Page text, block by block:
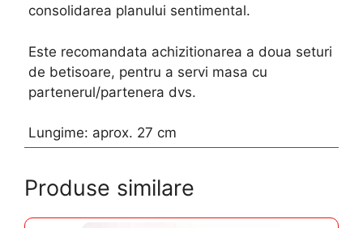
consolidarea planului sentimental.
Este recomandata achizitionarea a doua seturi
de betisoare, pentru a servi masa cu
partenerul/partenera dvs.
Lungime: aprox. 27 cm
Produse similare